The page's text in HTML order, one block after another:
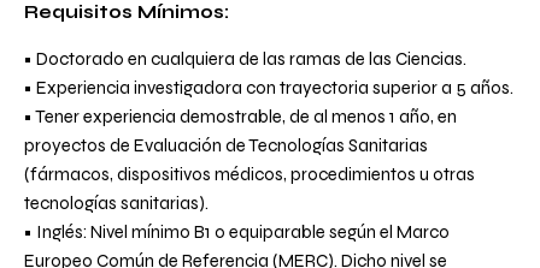
Requisitos Mínimos:
• Doctorado en cualquiera de las ramas de las Ciencias.
• Experiencia investigadora con trayectoria superior a 5 años.
• Tener experiencia demostrable, de al menos 1 año, en
proyectos de Evaluación de Tecnologías Sanitarias
(fármacos, dispositivos médicos, procedimientos u otras
tecnologías sanitarias).
• Inglés: Nivel mínimo B1 o equiparable según el Marco
Europeo Común de Referencia (MERC). Dicho nivel se